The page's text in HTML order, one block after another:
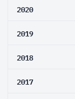
2020
2019
2018
2017